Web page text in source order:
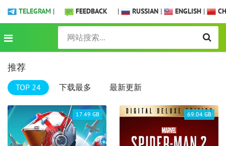
TELEGRAM | FEEDBACK | RUSSIAN | ENGLISH |
推荐
TOP 24 下载最多 最新更新
17.49 GB 69.04 GB